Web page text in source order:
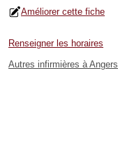
Améliorer cette fiche
Renseigner les horaires
Autres infirmières à Angers